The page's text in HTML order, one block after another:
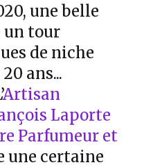
une belle
un tour
de niche
ans...
Artisan
Laporte
Parfumeur et
une certaine